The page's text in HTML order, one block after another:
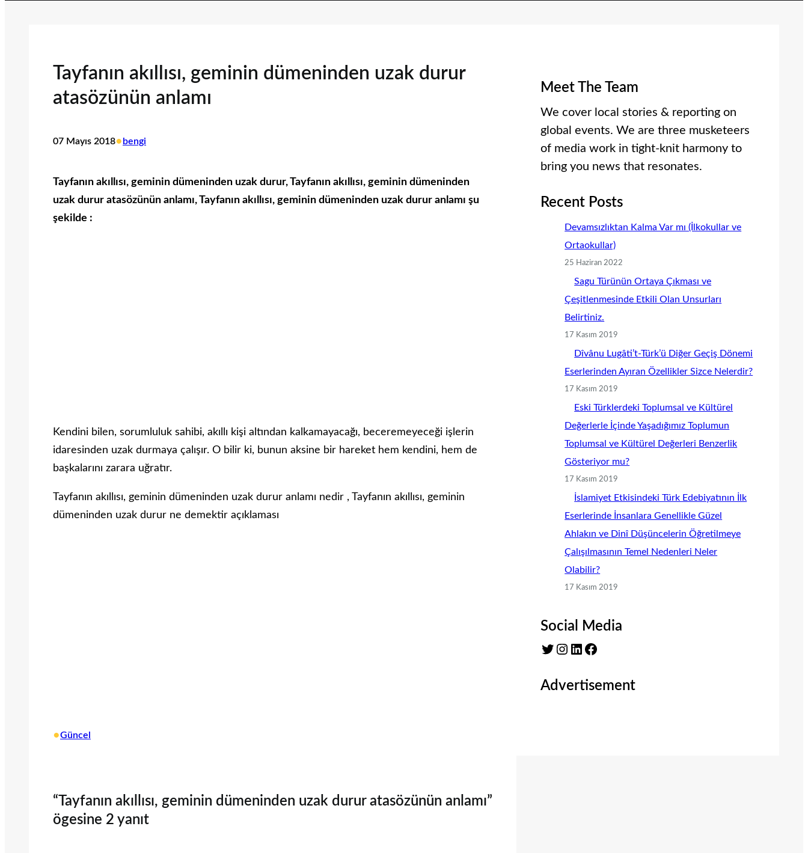
Tayfanın akıllısı, geminin dümeninden uzak durur
atasözünün anlamı
07 Mayıs 2018• bengi
Tayfanın akıllısı, geminin dümeninden uzak durur, Tayfanın akıllısı, geminin dümeninden
uzak durur atasözünün anlamı, Tayfanın akıllısı, geminin dümeninden uzak durur anlamı şu
şekilde :
Kendini bilen, sorumluluk sahibi, akıllı kişi altından kalkamayacağı, beceremeyeceği işlerin
idaresinden uzak durmaya çalışır. O bilir ki, bunun aksine bir hareket hem kendini, hem de
başkalarını zarara uğratır.
Tayfanın akıllısı, geminin dümeninden uzak durur anlamı nedir , Tayfanın akıllısı, geminin
dümeninden uzak durur ne demektir açıklaması
•Güncel
“Tayfanın akıllısı, geminin dümeninden uzak durur atasözünün anlamı”
ögesine 2 yanıt
Meet The Team
We cover local stories & reporting on
global events. We are three musketeers
of media work in tight-knit harmony to
bring you news that resonates.
Recent Posts
Devamsızlıktan Kalma Var mı (İlkokullar ve
Ortaokullar)
25 Haziran 2022
Sagu Türünün Ortaya Çıkması ve
Çeşitlenmesinde Etkili Olan Unsurları
Belirtiniz.
17 Kasım 2019
Dîvânu Lugâti’t-Türk’ü Diğer Geçiş Dönemi
Eserlerinden Ayıran Özellikler Sizce Nelerdir?
17 Kasım 2019
Eski Türklerdeki Toplumsal ve Kültürel
Değerlerle İçinde Yaşadığımız Toplumun
Toplumsal ve Kültürel Değerleri Benzerlik
Gösteriyor mu?
17 Kasım 2019
İslamiyet Etkisindeki Türk Edebiyatının İlk
Eserlerinde İnsanlara Genellikle Güzel
Ahlakın ve Dinî Düşüncelerin Öğretilmeye
Çalışılmasının Temel Nedenleri Neler
Olabilir?
17 Kasım 2019
Social Media
Twitter
Instagram LinkedIn Facebook
Advertisement